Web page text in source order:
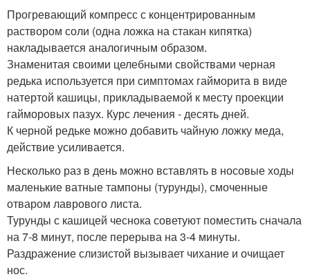
Прогревающий компресс с концентрированным
раствором соли (одна ложка на стакан кипятка)
накладывается аналогичным образом.
Знаменитая своими целебными свойствами черная
редька используется при симптомах гайморита в виде
натертой кашицы, прикладываемой к месту проекции
гайморовых пазух. Курс лечения - десять дней.
К черной редьке можно добавить чайную ложку меда,
действие усиливается.
Несколько раз в день можно вставлять в носовые ходы
маленькие ватные тампоны (турунды), смоченные
отваром лаврового листа.
Турунды с кашицей чеснока советуют поместить сначала
на 7-8 минут, после перерыва на 3-4 минуты.
Раздражение слизистой вызывает чихание и очищает
нос.